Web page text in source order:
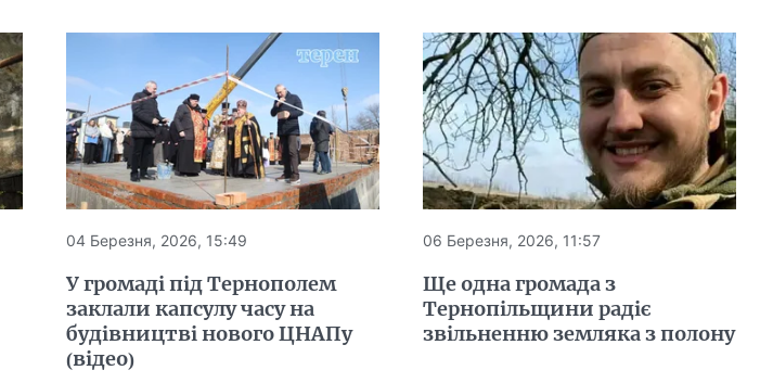
04 Березня, 2026, 15:49
У громаді під Тернополем
заклали капсулу часу на
будівництві нового ЦНАПу
(відео)
06 Березня, 2026, 11:57
Ще одна громада з
Тернопільщини радіє
звільненню земляка з полону